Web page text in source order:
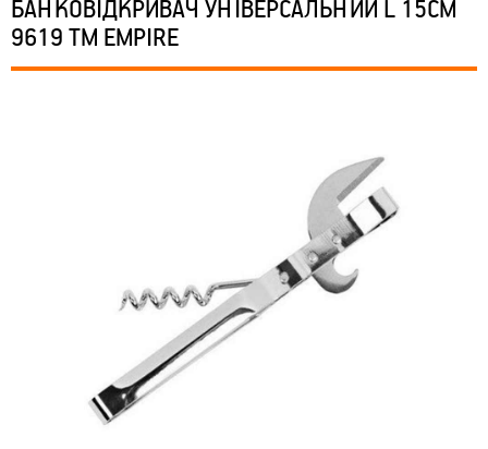
БАНКОВІДКРИВАЧ УНІВЕРСАЛЬНИЙ L 15СМ
9619 ТМ EMPIRE